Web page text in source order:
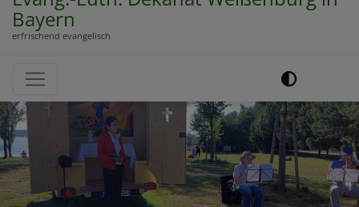
Bayern
erfrischend evangelisch
Hauptnavigation